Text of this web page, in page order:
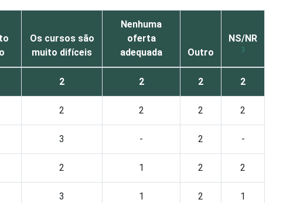
Os cursos são
muito difíceis
Nenhuma
oferta
adequada
Outro
NS/NR
3
2 2 2 2
2 2 2 2
3 - 2 -
2 1 2 2
3 1 2 1